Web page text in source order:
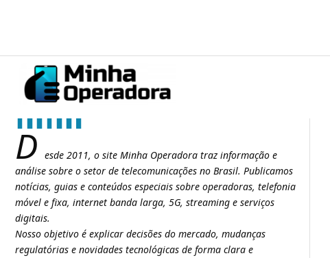
D esde 2011, o site Minha Operadora traz informação e
análise sobre o setor de telecomunicações no Brasil. Publicamos
notícias, guias e conteúdos especiais sobre operadoras, telefonia
móvel e fixa, internet banda larga, 5G, streaming e serviços
digitais.
Nosso objetivo é explicar decisões do mercado, mudanças
regulatórias e novidades tecnológicas de forma clara e